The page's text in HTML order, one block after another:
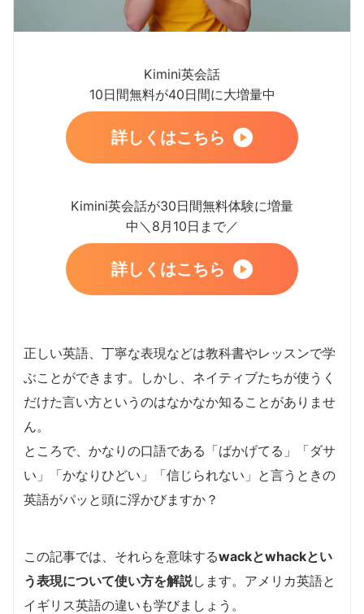
Kimini英会話
10日間無料が40日間に大増量中
詳しくはこちら
Kimini英会話が30日間無料体験に増量
中＼8月10日まで／
詳しくはこちら
正しい英語、丁寧な表現などは教科書やレッスンで学
ぶことができます。しかし、ネイティブたちが使うく
だけた言い方というのはなかなか知ることがありませ
ん。
ところで、かなりの口語である「ばかげてる」「ダサ
い」「かなりひどい」「信じられない」と言うときの
英語がパッと頭に浮かびますか？
この記事では、それらを意味するwackとwhackとい
う表現について使い方を解説します。アメリカ英語と
イギリス英語の違いも学びましょう。